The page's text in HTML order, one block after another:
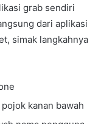
grab sendiri
dari aplikasi
simak langkahnya
kanan bawah